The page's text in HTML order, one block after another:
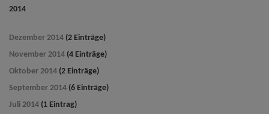
2014
Dezember 2014 (2 Einträge)
November 2014 (4 Einträge)
Oktober 2014 (2 Einträge)
September 2014 (6 Einträge)
Juli 2014 (1 Eintrag)